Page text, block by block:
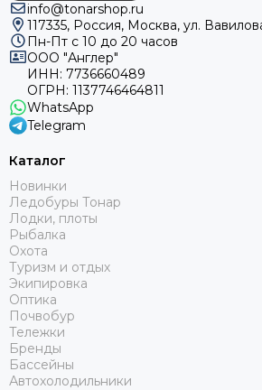
info@tonarshop.ru
117335, Россия, Москва, ул.
Пн-Пт с 10 до 20 часов
ООО "Англер"
ИНН: 7736660489
ОГРН: 1137746464811
WhatsApp
Telegram
Каталог
Новинки
Ледобуры Тонар
Лодки, плоты
Рыбалка
Охота
Туризм и отдых
Экипировка
Оптика
Почвобур
Тележки
Бренды
Бассейны
Автохолодильники